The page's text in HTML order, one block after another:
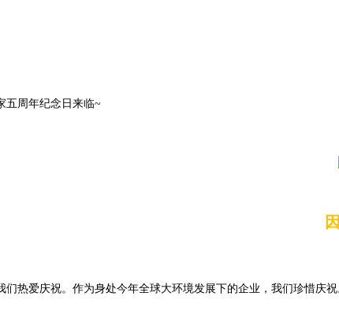
五周年纪念日来临~
热爱庆祝。作为身处今年全球大环境发展下的企业，我们珍惜庆祝